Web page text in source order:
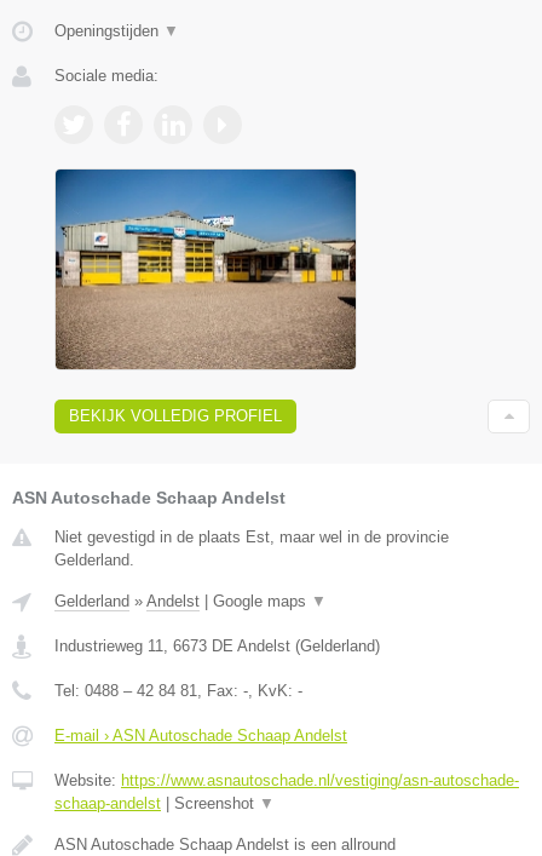
Openingstijden ▼
Sociale media:
BEKIJK VOLLEDIG PROFIEL
ASN Autoschade Schaap Andelst
Niet gevestigd in de plaats Est, maar wel in de provincie
Gelderland.
Gelderland » Andelst | Google maps ▼
Industrieweg 11 6673 DE Andelst (Gelderland)
Tel: 0488 – 42 84 81 , Fax: - , KvK: -
E-mail › ASN Autoschade Schaap Andelst
Website: https://www.asnautoschade.nl/vestiging/asn-autoschade-
schaap-andelst | Screenshot ▼
ASN Autoschade Schaap Andelst is een allround